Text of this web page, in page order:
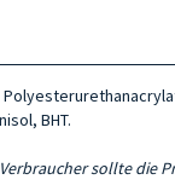
BHT.
sollte